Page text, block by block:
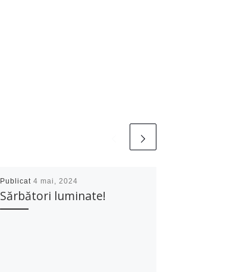
Publicat 4 mai, 2024
Sărbători luminate!